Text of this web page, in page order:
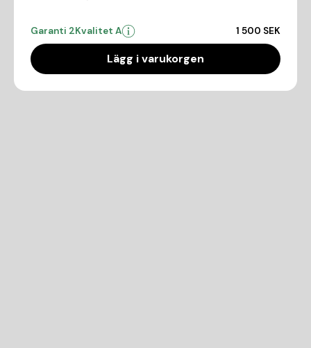
Garanti 2Kvalitet A 1 500 SEK
Lägg i varukorgen